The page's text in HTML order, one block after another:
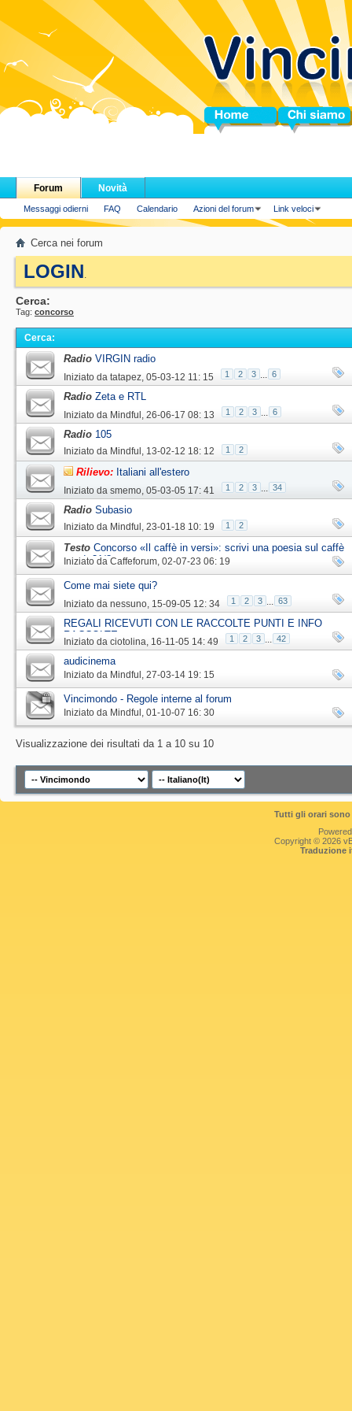
Home Chi siamo
Forum
Messaggi odierni FAQ Calendario Azioni del forum Link veloci
Novità
Cerca nei forum
LOGIN.
Cerca:
Tag: concorso
Cerca:
Radio VIRGIN radio
Iniziato da tatapez‎, 05-03-12 11: 15 1 2 3 ... 6
Radio Zeta e RTL
Iniziato da Mindful ‎, 26-06-17 08: 13 1 2 3 ... 6
Radio 105
Iniziato da Mindful ‎, 13-02-12 18: 12 1 2
Rilievo: Italiani all'estero
Iniziato da smemo‎, 05-03-05 17: 41 1 2 3 ... 34
Radio Subasio
Iniziato da Mindful ‎, 23-01-18 10: 19 1 2
Testo Concorso «Il caffè in versi»: scrivi una poesia sul caffè
scad. 31/8
Iniziato da Caffeforum‎, 02-07-23 06: 19
Come mai siete qui?
Iniziato da nessuno‎, 15-09-05 12: 34 1 2 3 ... 63
REGALI RICEVUTI CON LE RACCOLTE PUNTI E INFO
RACCOLTE
Iniziato da ciotolina‎, 16-11-05 14: 49 1 2 3 ... 42
audicinema
Iniziato da Mindful ‎, 27-03-14 19: 15
Vincimondo - Regole interne al forum
Iniziato da Mindful ‎, 01-10-07 16: 30
Visualizzazione dei risultati da 1 a 10 su 10
Tutti gli orari
Copyright © 2026
Traduzione